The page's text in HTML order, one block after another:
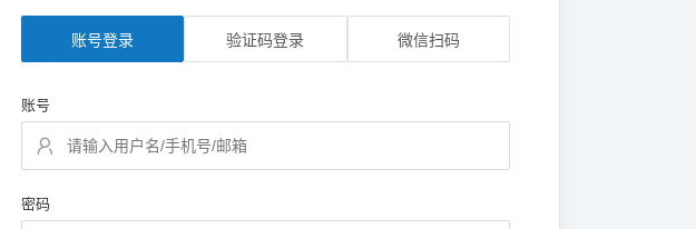
账号登录 验证码登录 微信扫码
账号
密码